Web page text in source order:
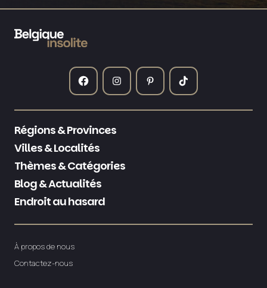
Régions & Provinces
Villes & Localités
Thèmes & Catégories
Blog & Actualités
Endroit au hasard
À propos de nous
Contactez-nous